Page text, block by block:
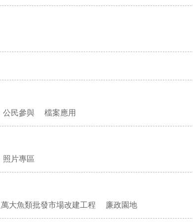
公民參與 檔案應用
照片專區
大魚類批發市場改建工程 廉政園地